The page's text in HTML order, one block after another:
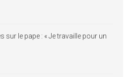
sur le pape : « Je travaille pour un